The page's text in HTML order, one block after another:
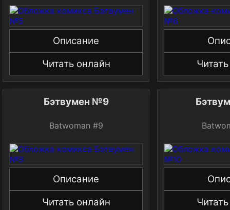
Описание
Читать онлайн
Бэтвумен №9
Batwoman #9
Описание
Читать онлайн